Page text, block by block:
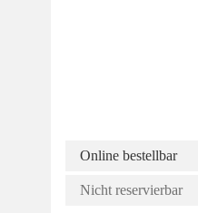
Online bestellbar
Nicht reservierbar